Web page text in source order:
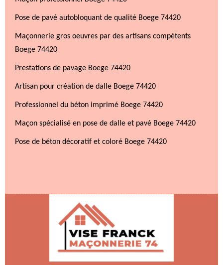
Pose de pavé autobloquant de qualité Boege 74420
Maçonnerie gros oeuvres par des artisans compétents
Boege 74420
Prestations de pavage Boege 74420
Artisan pour création de dalle Boege 74420
Professionnel du béton imprimé Boege 74420
Maçon spécialisé en pose de dalle et pavé Boege 74420
Pose de béton décoratif et coloré Boege 74420